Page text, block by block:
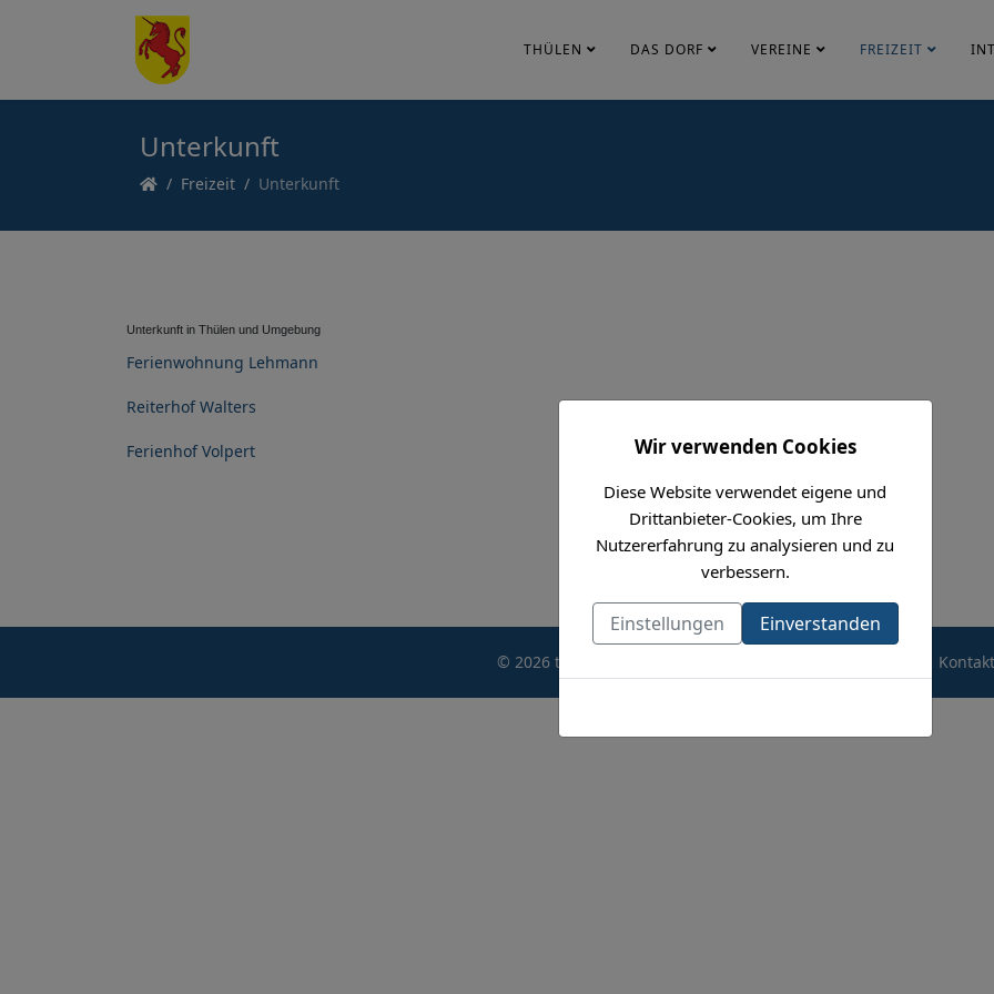
THÜLEN DAS DORF VEREINE FREIZEIT
Unterkunft
Freizeit Unterkunft
Unterkunft in Thülen und Umgebung
Ferienwohnung Lehmann
Reiterhof Walters
Ferienhof Volpert Wir verwenden Cookies
Diese Website verwendet eigene und
Drittanbieter-Cookies, um Ihre
Nutzererfahrung zu analysieren und zu
verbessern.
Einstellungen Einverstanden
© 2026 thuelen.org Impressum Kontakt